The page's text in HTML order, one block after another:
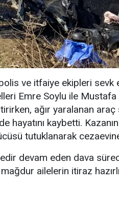
ve itfaiye ekipleri sevk
Emre Soylu ile
ağır yaralanan
hayatını kaybetti.
tutuklanarak
devam eden dava
mağdur ailelerin itiraz